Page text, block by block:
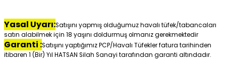
Yasal Uyarı:Satışını yapmış olduğumuz havalı tüfek/tabancaları
satın alabilmek için 18 yaşını doldurmuş olmanız gerekmektedir
Garanti :Satışını yaptığımız PCP/Havalı Tüfekler fatura tarihinden
itibaren 1 (Bir) Yıl HATSAN Silah Sanayi tarafından garanti altındadır.